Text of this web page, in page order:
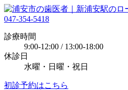
047-354-5418
診療時間
9:00-12:00 / 13:00-18:00
休診日
水曜・日曜・祝日
初診予約はこちら